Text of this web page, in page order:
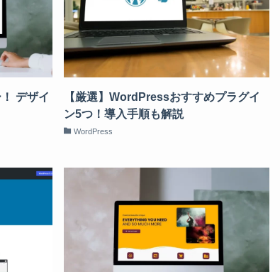
デザイ
【厳選】WordPressおすすめプラグイ
ン5つ！導入手順も解説
WordPress